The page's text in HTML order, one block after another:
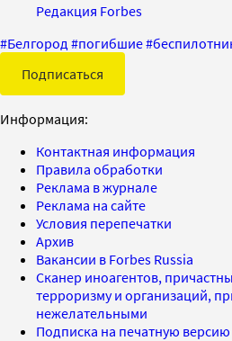
Редакция Forbes
#Белгород #погибшие#
Подписаться
Информация:
Контактная информация
Правила обработки
Реклама в журнале
Реклама на сайте
Условия перепечатки
Архив
Вакансии в Forbes Russia
Сканер иноагентов,
терроризму и организаций,
нежелательными
Подписка на печатную